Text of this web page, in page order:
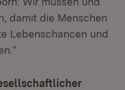
damit die Menschen
Lebenschancen und